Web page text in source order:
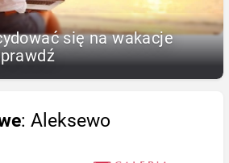
się na wakacje
: Aleksewo